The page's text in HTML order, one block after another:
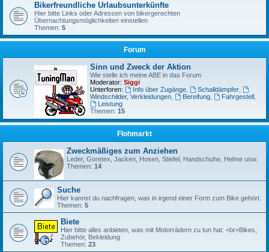
Bikerfreundliche Urlaubsunterkünfte
Hier bitte Links oder Adressen von bikergerechten
Übernachtungsmöglichkeiten einstellen
Themen: 5
Forum
Sinn und Zweck der Aktion
Wie stelle ich meine ABE in das Forum
Moderator: Siggi
Unterforen:
Info über Zugänge, Schalldämpfer,
Windschilder, Verkleidungen
Bereifung, Fahrgestell,
Leistung
Themen: 15
Flohmarkt
Zweckmäßiges zum Anziehen
Leder, Goretex, Jacken, Hosen, Stiefel, Handschuhe, Helme usw.
Themen: 14
Suche
Hier kannst du nachfragen, was in irgend einer Form zum Bike gehört.
Themen: 5
Biete
Hier bitte alles anbieten, was mit Motorrädern zu tun hat: <br>Bikes,
Zubehör, Bekleidung
Themen: 23